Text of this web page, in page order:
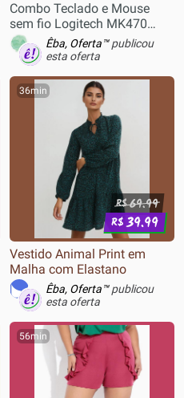
Combo Teclado e Mouse
sem fio Logitech MK470
com Design Slim, Digitação
e Clique Silencioso, Mouse
Ambidestro e Pilhas Inclusas
- 920-009268
Êba, Oferta™publicou
esta oferta
36min
R$69.99
R$39.99
Vestido Animal Print em
Malha com Elastano
Êba, Oferta™publicou
esta oferta
56min